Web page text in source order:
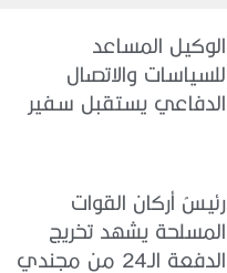
الوكيل المساعد
للسياسات والاتصال
الدفاعي يستقبل سفير
رئيسُ أركان القوات
المسلحة يشهد تخريج
الدفعة الـ24 من مجندي